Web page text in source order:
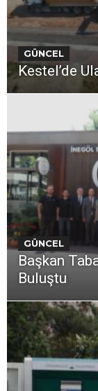
GÜNCEL
Kestel’de
GÜNCEL
Başkan
Buluştu